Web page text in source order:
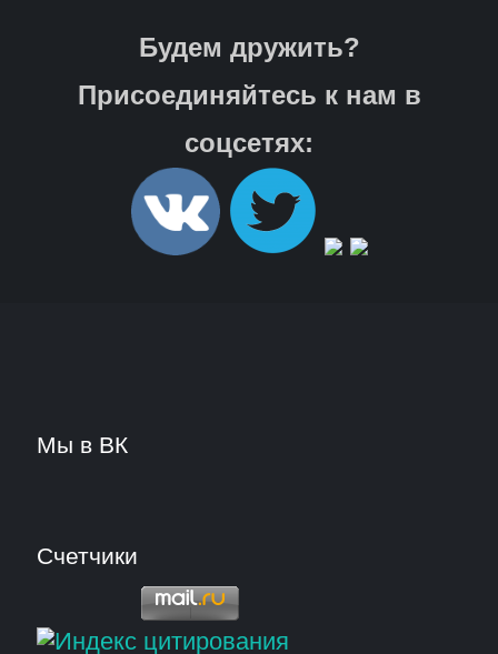
Будем дружить?
Присоединяйтесь к нам в
соцсетях:
Мы в ВК
Счетчики